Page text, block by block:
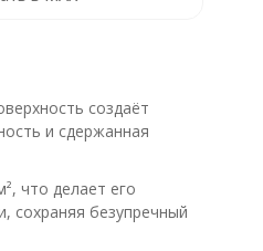
создаёт
и сдержанная
что делает его
сохраняя безупречный